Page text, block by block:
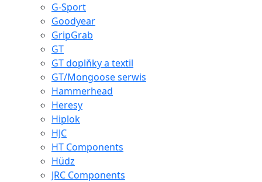
G-Sport
Goodyear
GripGrab
GT
GT doplňky a textil
GT/Mongoose serwis
Hammerhead
Heresy
Hiplok
HJC
HT Components
Hüdz
JRC Components